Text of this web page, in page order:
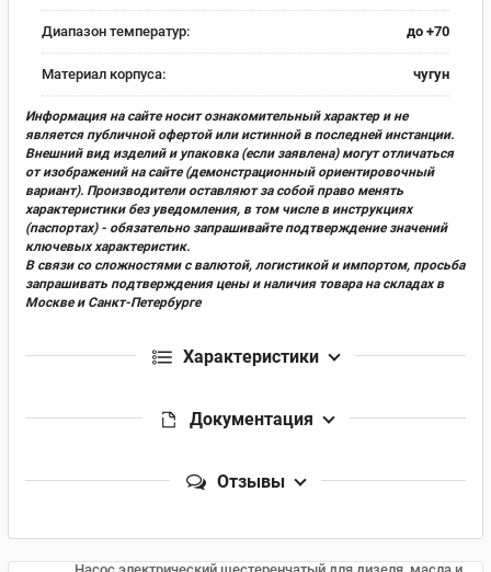
Диапазон температур: до +70
Материал корпуса: чугун
Информация на сайте носит ознакомительный характер и не
является публичной офертой или истинной в последней инстанции.
Внешний вид изделий и упаковка (если заявлена) могут отличаться
от изображений на сайте (демонстрационный ориентировочный
вариант). Производители оставляют за собой право менять
характеристики без уведомления, в том числе в инструкциях
(паспортах) - обязательно запрашивайте подтверждение значений
ключевых характеристик.
В связи со сложностями с валютой, логистикой и импортом, просьба
запрашивать подтверждения цены и наличия товара на складах в
Москве и Санкт-Петербурге
Характеристики
Документация
Отзывы
Насос электрический шестеренчатый для дизеля, масла и